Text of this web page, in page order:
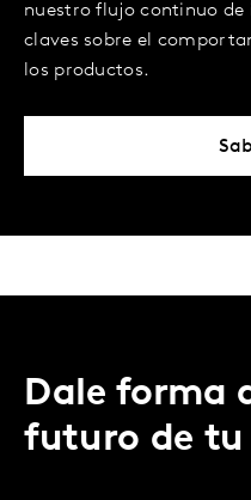
nuestro flujo continuo
claves sobre el
los productos.
Dale forma
futuro de tu